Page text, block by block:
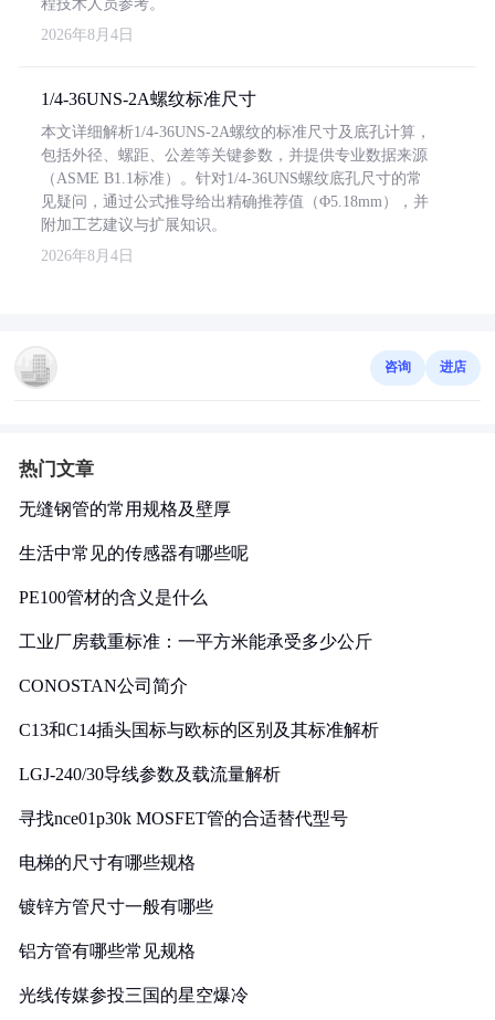
程技术人员参考。
2026年8月4日
1/4-36UNS-2A螺纹标准尺寸
本文详细解析1/4-36UNS-2A螺纹的标准尺寸及底孔计算，
包括外径、螺距、公差等关键参数，并提供专业数据来源
（ASME B1.1标准）。针对1/4-36UNS螺纹底孔尺寸的常
见疑问，通过公式推导给出精确推荐值（Φ5.18mm），并
附加工艺建议与扩展知识。
2026年8月4日
咨询 进店
热门文章
无缝钢管的常用规格及壁厚
生活中常见的传感器有哪些呢
PE100管材的含义是什么
工业厂房载重标准：一平方米能承受多少公斤
CONOSTAN公司简介
C13和C14插头国标与欧标的区别及其标准解析
LGJ-240/30导线参数及载流量解析
寻找nce01p30k MOSFET管的合适替代型号
电梯的尺寸有哪些规格
镀锌方管尺寸一般有哪些
铝方管有哪些常见规格
光线传媒参投三国的星空爆冷